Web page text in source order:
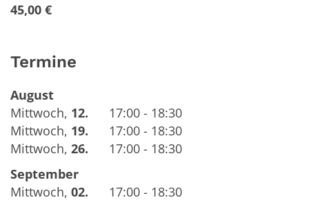
45,00 €
Termine
August
Mittwoch, 12.
17:00 - 18:30
Mittwoch, 19.
17:00 - 18:30
Mittwoch, 26.
17:00 - 18:30
September
Mittwoch, 02.
17:00 - 18:30